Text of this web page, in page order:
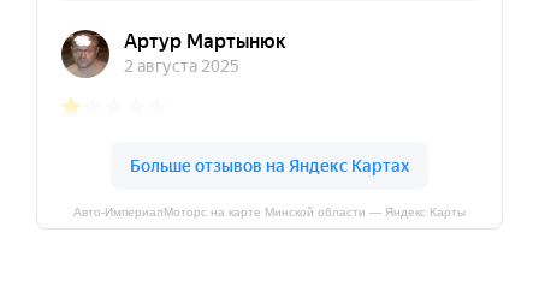
Авто-ИмпериалМоторс на карте Минской области — Яндекс Карты